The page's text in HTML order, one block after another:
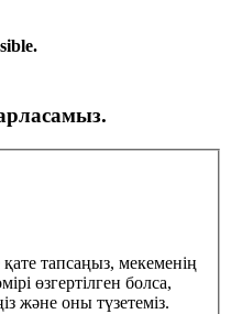
қате тапсаңыз, мекеменің
өзгертілген болса,
және оны түзетеміз.